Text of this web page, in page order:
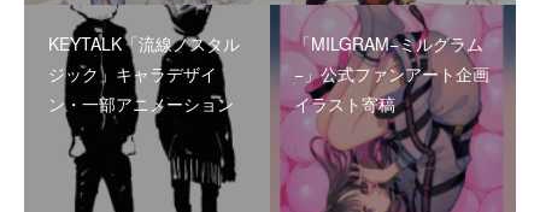
KEYTALK「流線ノスタル
ジック」キャラデザイ
ン・一部アニメーション
「MILGRAM−ミルグラム
−」公式ファンアート企画
イラスト寄稿